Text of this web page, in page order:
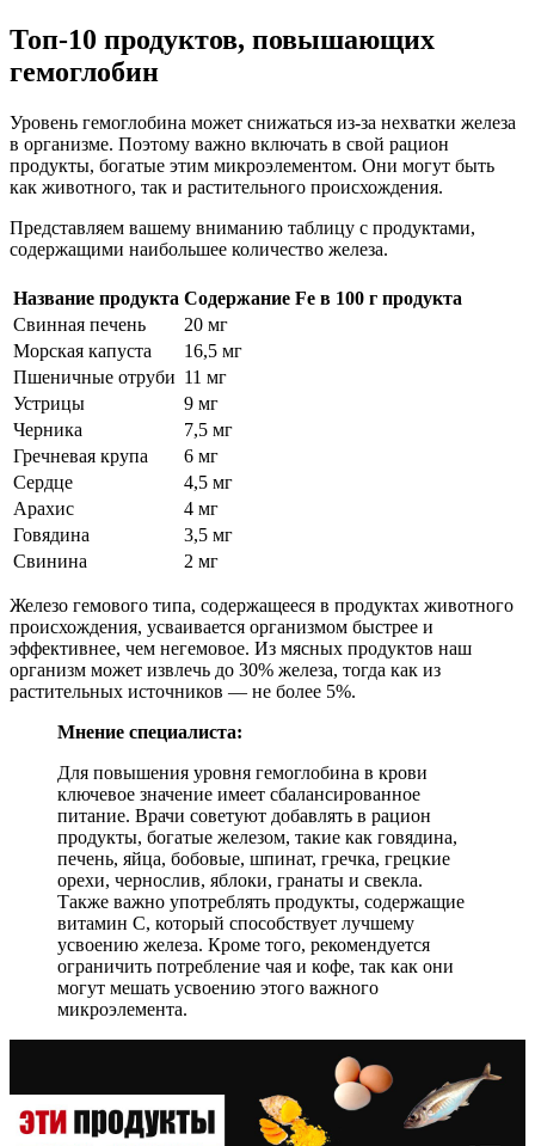
Топ-10 продуктов, повышающих
гемоглобин
Уровень гемоглобина может снижаться из-за нехватки железа
в организме. Поэтому важно включать в свой рацион
продукты, богатые этим микроэлементом. Они могут быть
как животного, так и растительного происхождения.
Представляем вашему вниманию таблицу с продуктами,
содержащими наибольшее количество железа.
Название продукта Содержание Fe в 100 г продукта
Свинная печень
20 мг
Морская капуста
16,5 мг
Пшеничные отруби 11 мг
Устрицы
9 мг
Черника
7,5 мг
Гречневая крупа
6 мг
Сердце
4,5 мг
Арахис
4 мг
Говядина
3,5 мг
Свинина
2 мг
Железо гемового типа, содержащееся в продуктах животного
происхождения, усваивается организмом быстрее и
эффективнее, чем негемовое. Из мясных продуктов наш
организм может извлечь до 30% железа, тогда как из
растительных источников — не более 5%.
Мнение специалиста:
Для повышения уровня гемоглобина в крови
ключевое значение имеет сбалансированное
питание. Врачи советуют добавлять в рацион
продукты, богатые железом, такие как говядина,
печень, яйца, бобовые, шпинат, гречка, грецкие
орехи, чернослив, яблоки, гранаты и свекла.
Также важно употреблять продукты, содержащие
витамин С, который способствует лучшему
усвоению железа. Кроме того, рекомендуется
ограничить потребление чая и кофе, так как они
могут мешать усвоению этого важного
микроэлемента.